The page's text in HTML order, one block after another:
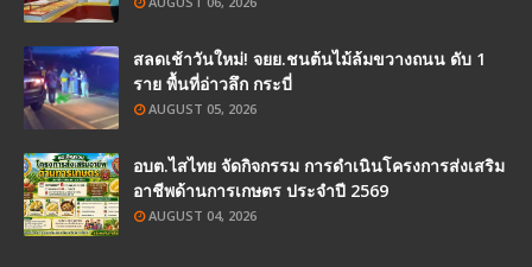
สลดเช้าวันใหม่! จยย.ชนต้นไม้ล้มขวางถนน ดับ 1
ราย พื้นที่อ่าวลึก กระบี่
AUGUST 05, 2026
อบต.ไสไทย จัดกิจกรรม การดำเนินโครงการส่งเสริม
อาชีพด้านการเกษตร ประจำปี 2569
AUGUST 04, 2026